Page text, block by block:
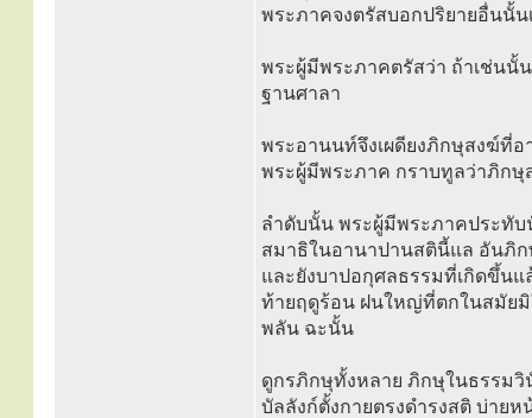
พระภาคจงตรัสบอกปริยายอื่นนั้น
พระผู้มีพระภาคตรัสว่า ถ้าเช่นนั้
ฐานศาลา
พระอานนท์จึงเผดียงภิกษุสงฆ์ที่อ
พระผู้มีพระภาค กราบทูลว่าภิก
ลำดับนั้น พระผู้มีพระภาคประทั
สมาธิในอานาปานสตินี้แล อันภิ
และยังบาปอกุศลธรรมที่เกิดขึ้น
ท้ายฤดูร้อน ฝนใหญ่ที่ตกในสมัยมิ
พลัน ฉะนั้น
ดูกรภิกษุทั้งหลาย ภิกษุในธรรม
บัลลังก์ตั้งกายตรงดำรงสติ บ่าย